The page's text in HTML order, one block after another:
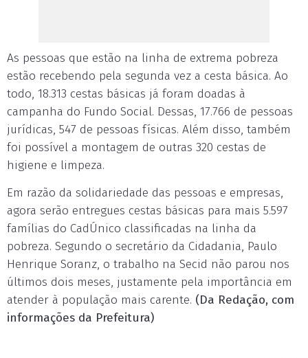
As pessoas que estão na linha de extrema pobreza
estão recebendo pela segunda vez a cesta básica. Ao
todo, 18.313 cestas básicas já foram doadas à
campanha do Fundo Social. Dessas, 17.766 de pessoas
jurídicas, 547 de pessoas físicas. Além disso, também
foi possível a montagem de outras 320 cestas de
higiene e limpeza.
Em razão da solidariedade das pessoas e empresas,
agora serão entregues cestas básicas para mais 5.597
famílias do CadÚnico classificadas na linha da
pobreza. Segundo o secretário da Cidadania, Paulo
Henrique Soranz, o trabalho na Secid não parou nos
últimos dois meses, justamente pela importância em
atender à população mais carente. (Da Redação, com
informações da Prefeitura)